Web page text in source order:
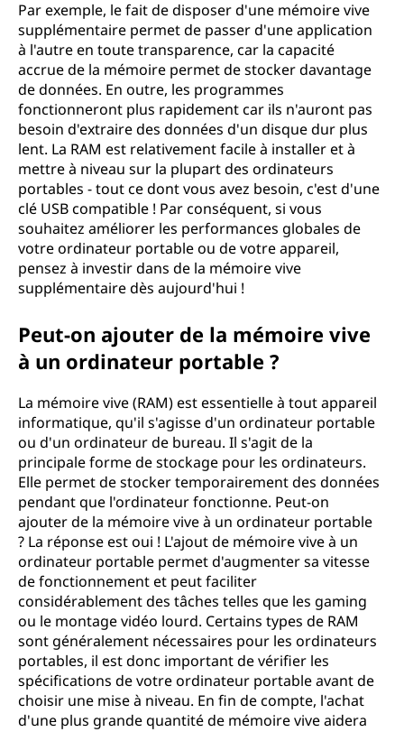
Par exemple, le fait de disposer d'une mémoire vive
supplémentaire permet de passer d'une application
à l'autre en toute transparence, car la capacité
accrue de la mémoire permet de stocker davantage
de données. En outre, les programmes
fonctionneront plus rapidement car ils n'auront pas
besoin d'extraire des données d'un disque dur plus
lent. La RAM est relativement facile à installer et à
mettre à niveau sur la plupart des ordinateurs
portables - tout ce dont vous avez besoin, c'est d'une
clé USB compatible ! Par conséquent, si vous
souhaitez améliorer les performances globales de
votre ordinateur portable ou de votre appareil,
pensez à investir dans de la mémoire vive
supplémentaire dès aujourd'hui !
Peut-on ajouter de la mémoire vive
à un ordinateur portable ?
La mémoire vive (RAM) est essentielle à tout appareil
informatique, qu'il s'agisse d'un ordinateur portable
ou d'un ordinateur de bureau. Il s'agit de la
principale forme de stockage pour les ordinateurs.
Elle permet de stocker temporairement des données
pendant que l'ordinateur fonctionne. Peut-on
ajouter de la mémoire vive à un ordinateur portable
? La réponse est oui ! L'ajout de mémoire vive à un
ordinateur portable permet d'augmenter sa vitesse
de fonctionnement et peut faciliter
considérablement des tâches telles que les gaming
ou le montage vidéo lourd. Certains types de RAM
sont généralement nécessaires pour les ordinateurs
portables, il est donc important de vérifier les
spécifications de votre ordinateur portable avant de
choisir une mise à niveau. En fin de compte, l'achat
d'une plus grande quantité de mémoire vive aidera